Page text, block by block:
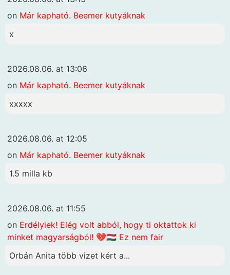
on Már kapható. Beemer kutyáknak
x
2026.08.06. at 13:06
on Már kapható. Beemer kutyáknak
xxxxx
2026.08.06. at 12:05
on Már kapható. Beemer kutyáknak
1.5 milla kb
2026.08.06. at 11:55
on Erdélyiek! Elég volt abból, hogy ti oktattok ki
minket magyarságból! 💔🇭🇺 Ez nem fair
Orbán Anita több vizet kért a...